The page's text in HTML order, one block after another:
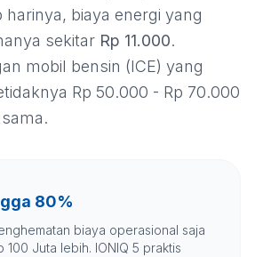
harinya, biaya energi yang
sekitar Rp 11.000.
mobil bensin (ICE) yang
Rp 50.000 - Rp 70.000
80%
biaya operasional saja
100 Juta lebih. IONIQ 5 praktis